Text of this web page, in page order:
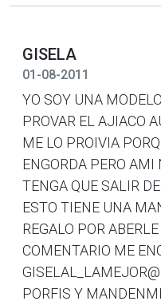
GISELA
01-08-2011
YO SOY UNA
PROVAR EL AJIACO
ME LO PROIVIA
ENGORDA PERO
TENGA QUE SALIR
ESTO TIENE UNA
REGALO POR
COMENTARIO ME
PORFIS Y